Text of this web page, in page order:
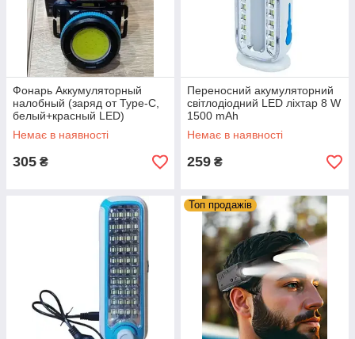
Фонарь Аккумуляторный
налобный (заряд от Type-C,
белый+красный LED)
Немає в наявності
305 ₴
Переносний акумуляторний
світлодіодний LED ліхтар 8 W
1500 mAh
Немає в наявності
259 ₴
Топ продажів